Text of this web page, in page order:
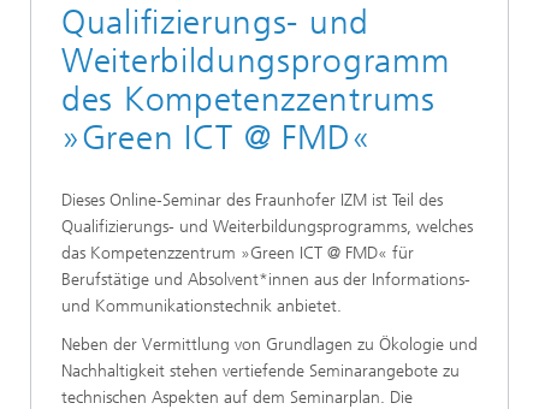
Qualifizierungs- und
Weiterbildungsprogramm
des Kompetenzzentrums
»Green ICT @ FMD«
Dieses Online-Seminar des Fraunhofer IZM ist Teil des
Qualifizierungs- und Weiterbildungsprogramms, welches
das Kompetenzzentrum »Green ICT @ FMD« für
Berufstätige und Absolvent*innen aus der Informations-
und Kommunikationstechnik anbietet.
Neben der Vermittlung von Grundlagen zu Ökologie und
Nachhaltigkeit stehen vertiefende Seminarangebote zu
technischen Aspekten auf dem Seminarplan. Die